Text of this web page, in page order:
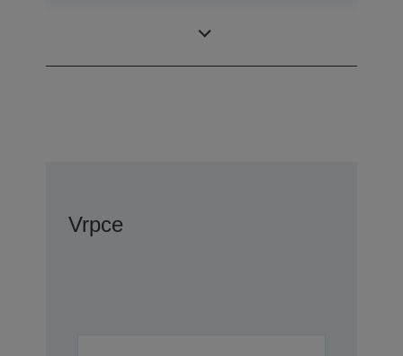
Vrpce